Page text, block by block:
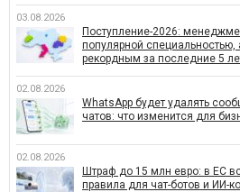
03.08.2026
Поступление-2026:
популярной
рекордным за последние 5
02.08.2026
WhatsApp будет удалять
чатов: что изменится для
02.08.2026
Штраф до 15 млн евро: в ЕС
правила для чат-ботов и ИИ-